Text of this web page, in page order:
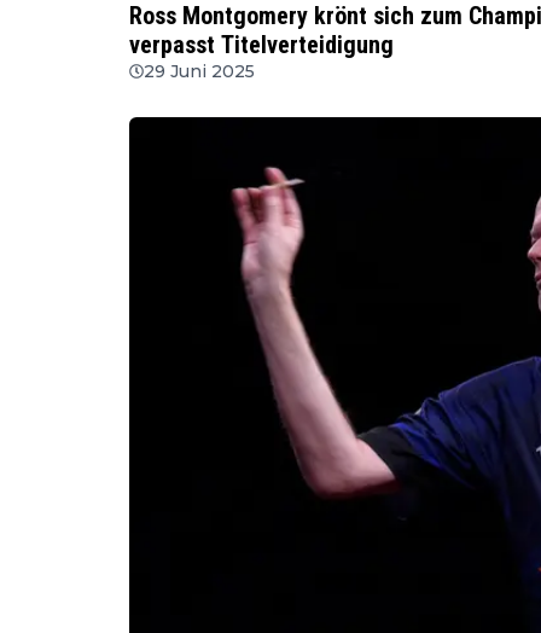
Ross Montgomery krönt sich zum
verpasst Titelverteidigung
29 Juni 2025